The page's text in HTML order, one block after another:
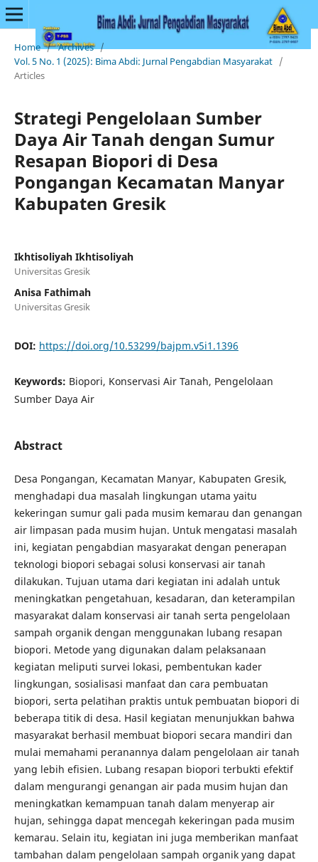
Home / Archives /
Vol. 5 No. 1 (2025): Bima Abdi: Jurnal Pengabdian Masyarakat /
Articles
Strategi Pengelolaan Sumber
Daya Air Tanah dengan Sumur
Resapan Biopori di Desa
Pongangan Kecamatan Manyar
Kabupaten Gresik
Ikhtisoliyah Ikhtisoliyah
Universitas Gresik
Anisa Fathimah
Universitas Gresik
DOI: https://doi.org/10.53299/bajpm.v5i1.1396
Keywords: Biopori, Konservasi Air Tanah, Pengelolaan
Sumber Daya Air
Abstract
Desa Pongangan, Kecamatan Manyar, Kabupaten Gresik,
menghadapi dua masalah lingkungan utama yaitu
kekeringan sumur gali pada musim kemarau dan genangan
air limpasan pada musim hujan. Untuk mengatasi masalah
ini, kegiatan pengabdian masyarakat dengan penerapan
teknologi biopori sebagai solusi konservasi air tanah
dilakukan. Tujuan utama dari kegiatan ini adalah untuk
meningkatkan pengetahuan, kesadaran, dan keterampilan
masyarakat dalam konservasi air tanah serta pengelolaan
sampah organik dengan menggunakan lubang resapan
biopori. Metode yang digunakan dalam pelaksanaan
kegiatan meliputi survei lokasi, pembentukan kader
lingkungan, sosialisasi manfaat dan cara pembuatan
biopori, serta pelatihan praktis untuk pembuatan biopori di
beberapa titik di desa. Hasil kegiatan menunjukkan bahwa
masyarakat berhasil membuat biopori secara mandiri dan
mulai memahami peranannya dalam pengelolaan air tanah
yang lebih efisien. Lubang resapan biopori terbukti efektif
dalam mengurangi genangan air pada musim hujan dan
meningkatkan kemampuan tanah dalam menyerap air
hujan, sehingga dapat mencegah kekeringan pada musim
kemarau. Selain itu, kegiatan ini juga memberikan manfaat
tambahan dalam pengelolaan sampah organik yang dapat